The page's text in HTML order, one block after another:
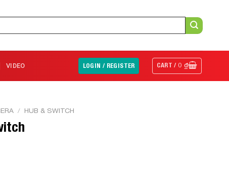
VIDEO LOGIN / REGISTER CART /0₫
/ HUB & SWITCH